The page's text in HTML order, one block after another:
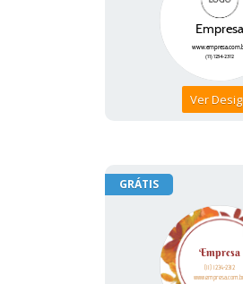
Ver
GRÁTIS